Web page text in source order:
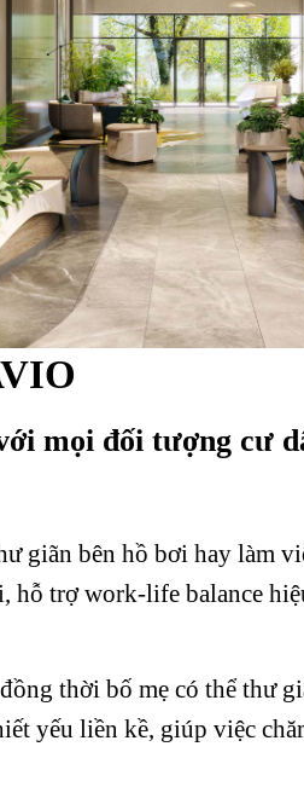
mọi đối tượng cư
giãn bên hồ bơi hay làm
hỗ trợ work-life balance
thời bố mẹ có thể thư
yếu liền kề, giúp việc